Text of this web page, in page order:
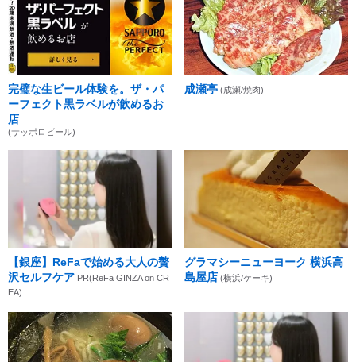
完璧な生ビール体験を。ザ・パ
ーフェクト黒ラベルが飲めるお
店
(サッポロビール)
成瀬亭 (成瀬/焼肉)
【銀座】ReFaで始める大人の贅
沢セルフケア PR(ReFa GINZA on CR
EA)
グラマシーニューヨーク 横浜高
島屋店 (横浜/ケーキ)